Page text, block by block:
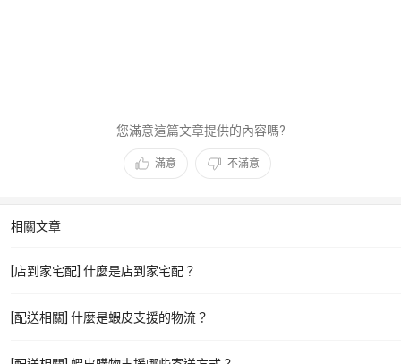
您滿意這篇文章提供的內容嗎?
滿意 不滿意
相關文章
[店到家宅配] 什麼是店到家宅配？
[配送相關] 什麼是蝦皮支援的物流？